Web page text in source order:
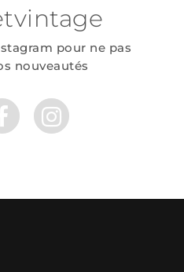
pour ne pas
nouveautés